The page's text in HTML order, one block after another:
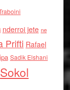
nderroi jete ne
Prifti Rafael
Sadik Elshani
Sokol